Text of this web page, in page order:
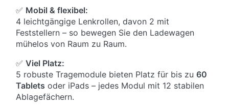
✅ Mobil & flexibel:
4 leichtgängige Lenkrollen, davon 2 mit
Feststellern – so bewegen Sie den Ladewagen
mühelos von Raum zu Raum.
✅ Viel Platz:
5 robuste Tragemodule bieten Platz für bis zu 60
Tablets oder iPads – jedes Modul mit 12 stabilen
Ablagefächern.